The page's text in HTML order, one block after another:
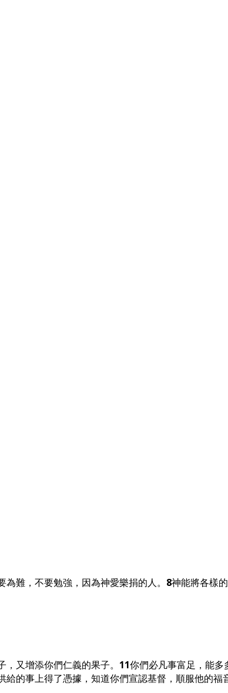
難，不要勉強，因為神愛樂捐的人。 8神能將各樣
又增添你們仁義的果子。 11你們必凡事富足，能多
給的事上得了憑據，知道你們宣認基督，順服他的福